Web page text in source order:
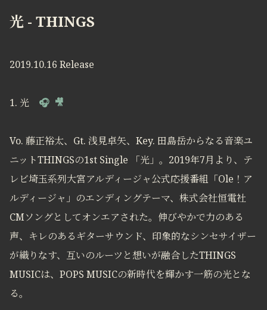
光 - THINGS
2019.10.16 Release
1. 光 🎧 🎥
Vo. 藤正裕太、Gt. 浅見卓矢、Key. 田島岳からなる音楽ユ
ニットTHINGSの1st Single 「光」。2019年7月より、テ
レビ埼玉系列大宮アルディージャ公式応援番組「Ole！ア
ルディージャ」のエンディングテーマ、株式会社恒電社
CMソングとしてオンエアされた。伸びやかで力のある
声、キレのあるギターサウンド、印象的なシンセサイザー
が織りなす、互いのルーツと想いが融合したTHINGS
MUSICは、POPS MUSICの新時代を輝かす一筋の光とな
る。